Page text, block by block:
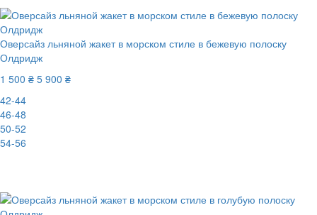
Оверсайз льняной жакет в морском стиле в бежевую полоску
Олдридж
1 500 ₴ 5 900 ₴
42-44
46-48
50-52
54-56